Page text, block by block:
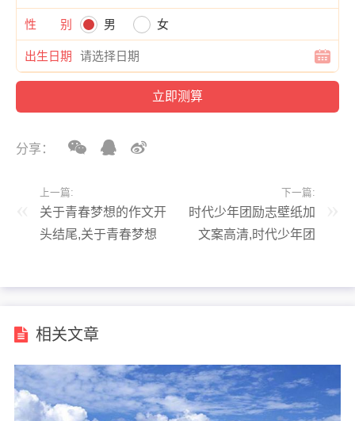
性 别 男 女
出生日期
分享：
上一篇:
关于青春梦想的作文开
头结尾,关于青春梦想
下一篇:
时代少年团励志壁纸加
文案高清,时代少年团
相关文章